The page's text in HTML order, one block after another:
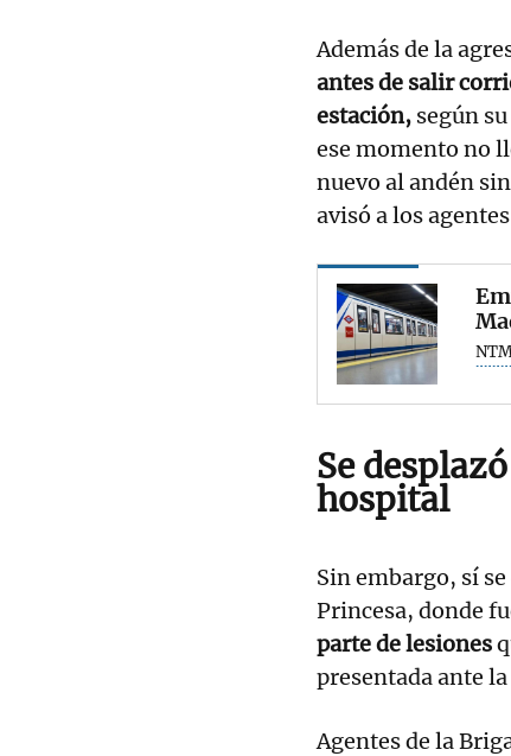
Además de la
antes de salir
estación, según
ese momento no
nuevo al andén
avisó a los
Se
hospital
Sin embargo, sí
Princesa, donde
parte de lesiones
presentada ante
Agentes de la